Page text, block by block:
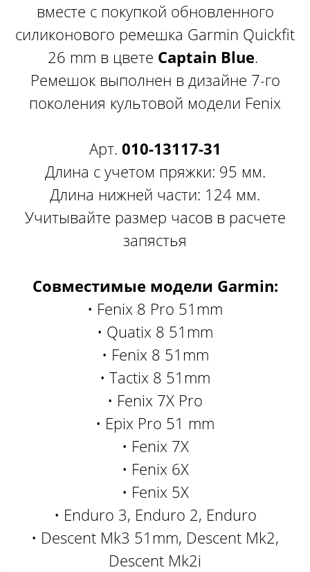
вместе с покупкой обновленного
силиконового ремешка Garmin Quickfit
26 mm в цвете​​​ Captain Blue.
Ремешок выполнен в дизайне 7-го
поколения культовой модели Fenix
Арт. 010-13117-31
Длина с учетом пряжки: 95 мм.
Длина нижней части: 124 мм.
Учитывайте размер часов в расчете
запястья
Совместимые модели Garmin:
• Fenix 8 Pro 51mm
• Quatix 8 51mm
• Fenix 8 51mm
• Tactix 8 51mm
• Fenix 7X Pro
• Epix Pro 51 mm
• Fenix 7X
• Fenix 6X
• Fenix 5X
• Enduro 3, Enduro 2, Enduro
• Descent Mk3 51mm, Descent Mk2,
Descent Mk2i